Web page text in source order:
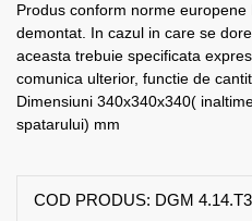
Produs conform norme
demontat. In cazul in care se
aceasta trebuie specificata
comunica ulterior, functie de
Dimensiuni 340x340x340(
spatarului) mm
COD PRODUS: DGM 4.14.T3